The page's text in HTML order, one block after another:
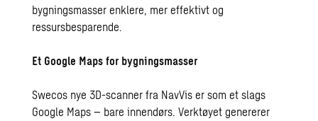
bygningsmasser enklere, mer effektivt og
ressursbesparende.
Et Google Maps for bygningsmasser
Swecos nye 3D-scanner fra NavVis er som et slags
Google Maps – bare innendørs. Verktøyet genererer